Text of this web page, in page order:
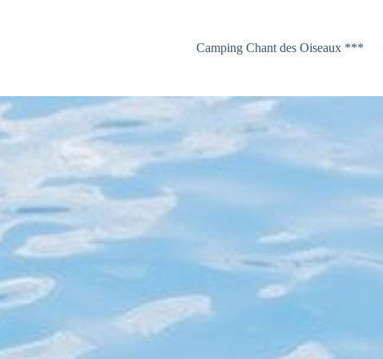
Camping Chant des Oiseaux ***